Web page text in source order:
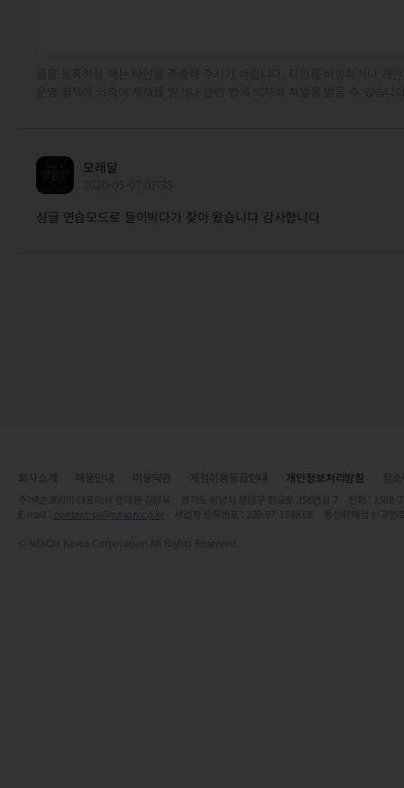
모래달
싱글 연습모드로 들이박다가 찾아 왔습니다 감사합니다
개인정보처리방침
contact-us@nexon.co.kr
© NEXON Korea Corporation All Rights Reserved.